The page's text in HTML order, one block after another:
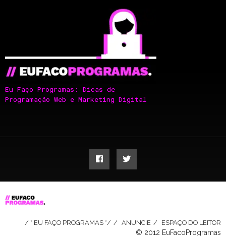
Eu Faço Programas: Dicas de
Programação Web e Marketing Digital
/ * EU FAÇO PROGRAMAS */ ANUNCIE ESPAÇO DO LEITOR
© 2012 EuFacoProgramas